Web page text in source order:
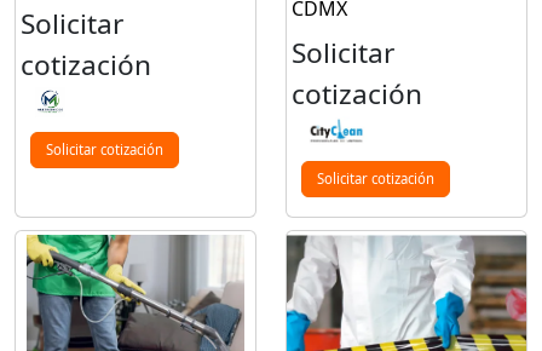
Solicitar
cotización
Solicitar cotización
CDMX
Solicitar
cotización
Solicitar cotización